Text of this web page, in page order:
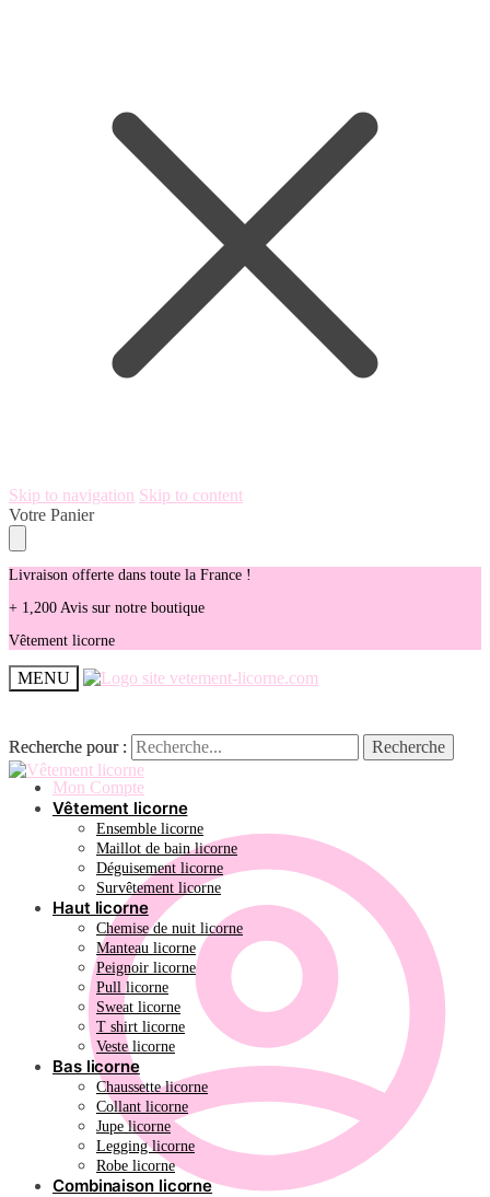
Skip to navigation Skip to content
Votre Panier
Livraison offerte dans toute la France !
+ 1,200 Avis sur notre boutique
Vêtement licorne
MENU
Recherche pour : Recherche
Mon Compte
Recherche pour : Recherche
Vêtement licorne
Ensemble licorne
Maillot de bain licorne
Déguisement licorne
Survêtement licorne
Haut licorne
Chemise de nuit licorne
Manteau licorne
Peignoir licorne
Pull licorne
Sweat licorne
T shirt licorne
Veste licorne
Bas licorne
Chaussette licorne
Collant licorne
Jupe licorne
Legging licorne
Robe licorne
Combinaison licorne